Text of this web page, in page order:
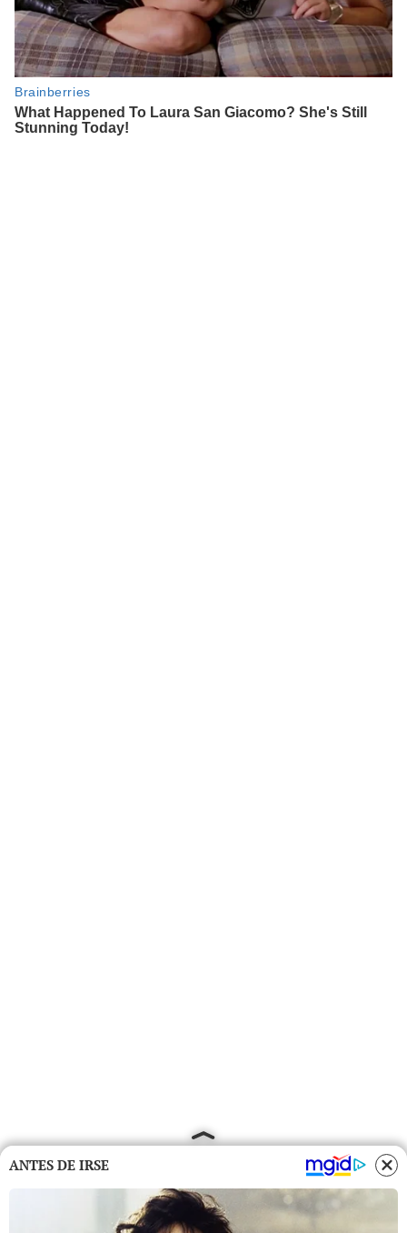
ANTES DE IRSE